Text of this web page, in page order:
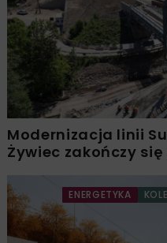
Modernizacja linii
Żywiec zakończy
ENERGETYKA